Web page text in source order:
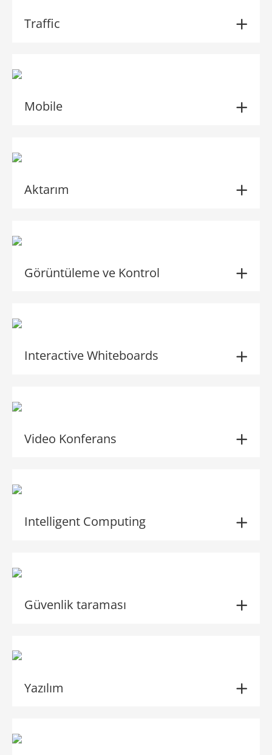
Traffic
Mobile
Aktarım
Görüntüleme ve Kontrol
Interactive Whiteboards
Video Konferans
Intelligent Computing
Güvenlik taraması
Yazılım